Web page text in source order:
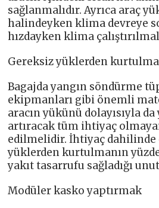
sağlanmalıdır. Ayrıca araç
halindeyken klima devreye
hızdayken klima
Gereksiz yüklerden
Bagajda yangın söndürme
ekipmanları gibi önemli
aracın yükünü dolayısıyla
artıracak tüm ihtiyaç
edilmelidir. İhtiyaç dahilinde
yüklerden kurtulmanın
yakıt tasarrufu sağladığı
Modüler kasko yaptırmak